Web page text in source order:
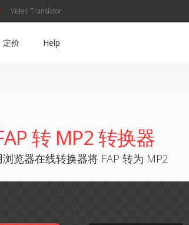
Video Translator
定价 Help
转 MP2 转换器
览器在线转换器将 FAP 转为 MP2